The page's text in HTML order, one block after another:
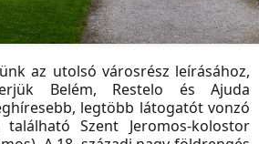
az utolsó városrész leírásához,
Belém, Restelo és Ajuda
legtöbb látogatót vonzó
Szent Jeromos-kolostor